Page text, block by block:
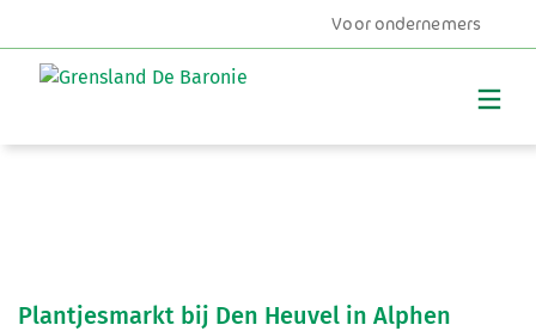
Voor ondernemers
Plantjesmarkt bij Den Heuvel in Alphen